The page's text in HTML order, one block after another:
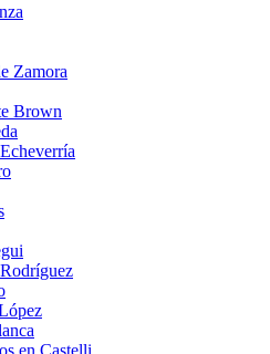
Zamora
Brown
en Castelli